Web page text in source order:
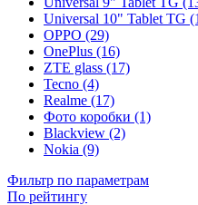
Universal 10" Tablet TG
OPPO (29)
OnePlus (16)
ZTE glass (17)
Tecno (4)
Realme (17)
Фото коробки (1)
Blackview (2)
Nokia (9)
Фильтр по параметрам
По рейтингу